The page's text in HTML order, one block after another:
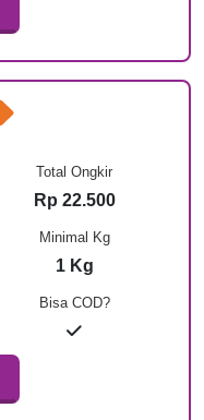
Bisa COD?
Total Ongkir
Rp 22.500
Minimal Kg
1 Kg